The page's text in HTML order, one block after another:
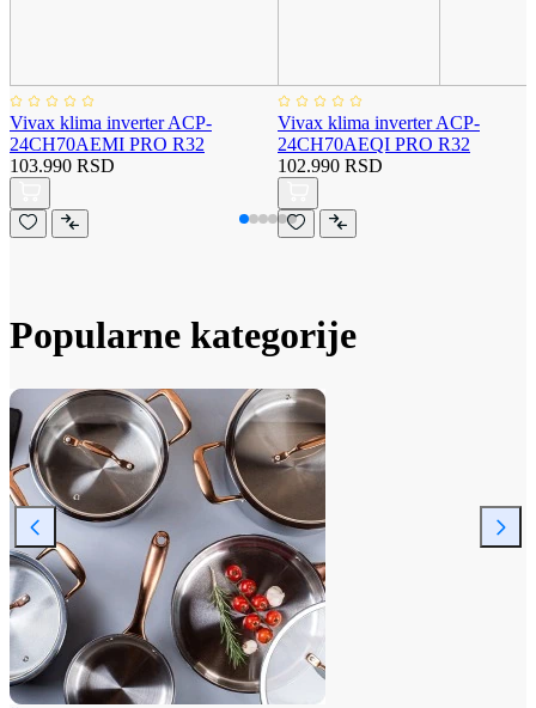
Vivax klima inverter ACP-
24CH70AEMI PRO R32
103.990 RSD
Vivax klima inverter ACP-
24CH70AEQI PRO R32
102.990 RSD
Popularne kategorije